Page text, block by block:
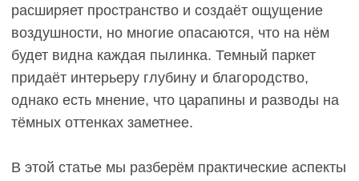
Рассмотрим конкретные оттенки дубовой
инженерной доски, сравним их по ключевым
критериям и поможем принять решение, которое
Что считать светлым и
оттенков